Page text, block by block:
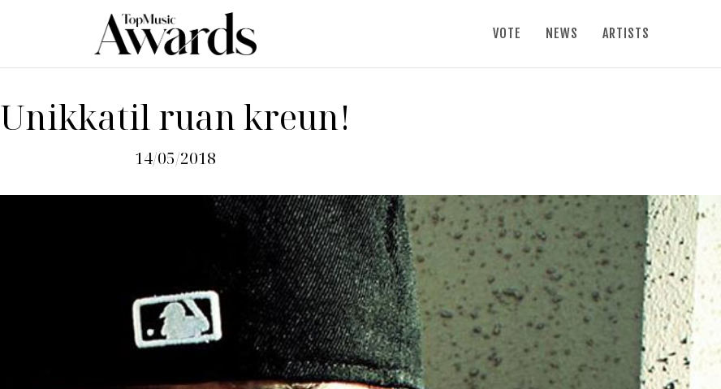
VOTE NEWS ARTISTS
Unikkatil ruan kreun!
14/05/2018